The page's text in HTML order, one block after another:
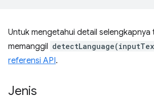
Untuk mengetahui detail
memanggil
referensi API.
Jenis